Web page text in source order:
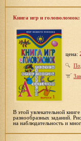
Книга игр и
цена:
В этой увлекательной
разнообразных заданий.
на наблюдательность и